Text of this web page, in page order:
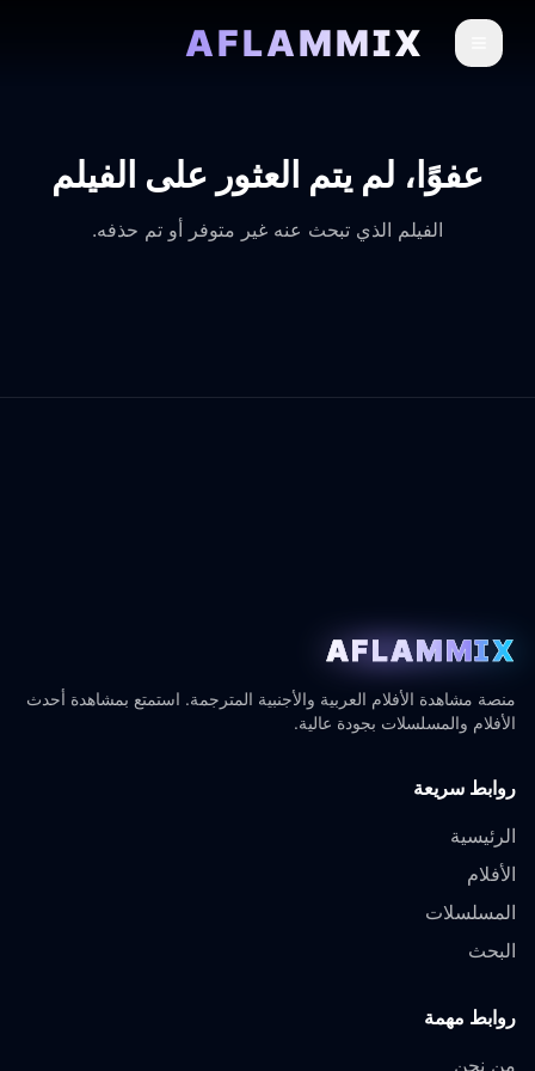
AFLAMMIX
عفوًا، لم يتم العثور على الفيلم
الفيلم الذي تبحث عنه غير متوفر أو تم حذفه.
AFLAMMIX
منصة مشاهدة الأفلام العربية والأجنبية المترجمة. استمتع بمشاهدة أحدث
الأفلام والمسلسلات بجودة عالية.
روابط سريعة
الرئيسية
الأفلام
المسلسلات
البحث
روابط مهمة
من نحن